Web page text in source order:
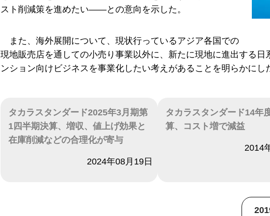
スト削減策を進めたい――との意向を示した。
また、海外展開について、現状行っているアジア各国での
現地販売店を通しての小売り事業以外に、新たに現地に進出する
ンション向けビジネスを事業化したい考えがあることを明らかにし
タカラスタンダード2025年3月期第
1四半期決算、増収、値上げ効果と
在庫削減などの合理化が寄与
2024年08月19日
タカラスタンダード14年
算、コスト増で減益
2014